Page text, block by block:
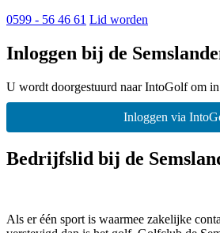
0599 - 56 46 61 Lid worden
Inloggen bij de
U wordt doorgestuurd naar IntoGolf om
Inloggen via
Bedrijfslid bij de
Als er één sport is waarmee zakelijke